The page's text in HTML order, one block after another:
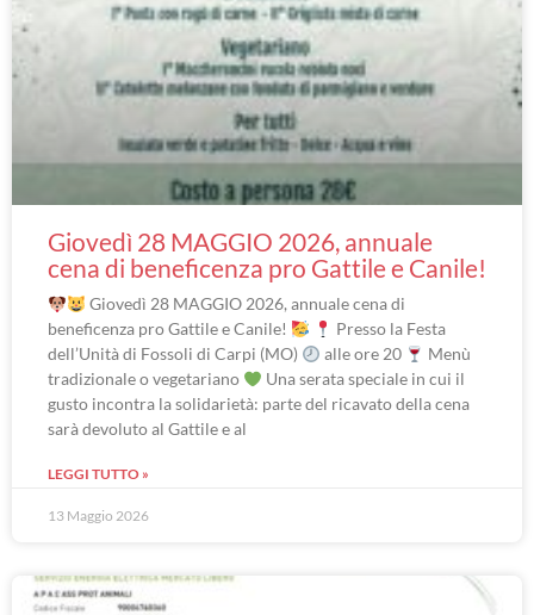
Giovedì 28 MAGGIO 2026, annuale
cena di beneficenza pro Gattile e Canile!
Giovedì 28 MAGGIO 2026, annuale cena di
beneficenza pro Gattile e Canile!
Presso la Festa
dell’Unità di Fossoli di Carpi (MO)
alle ore 20
Menù
tradizionale o vegetariano
Una serata speciale in cui il
gusto incontra la solidarietà: parte del ricavato della cena
sarà devoluto al Gattile e al
LEGGI TUTTO »
13 Maggio 2026